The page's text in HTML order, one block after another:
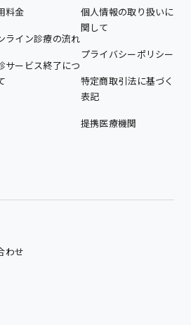
料金
ライン診療の流れ
サービス終了につ
個人情報の取り扱いに
関して
プライバシーポリシー
特定商取引法に基づく
表記
提携医療機関
わせ